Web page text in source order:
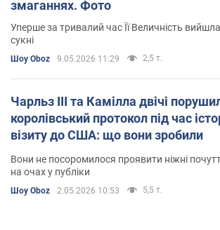
змаганнях. Фото
Уперше за тривалий час Її Величність
сукні
Шоу Oboz 9.05.2026 11:29 2,5 т.
Чарльз III та Камілла двічі
королівський протокол під час
візиту до США: що вони зробили
Вони не посоромилося проявити ніжні
на очах у публіки
Шоу Oboz 2.05.2026 10:53 5,5 т.